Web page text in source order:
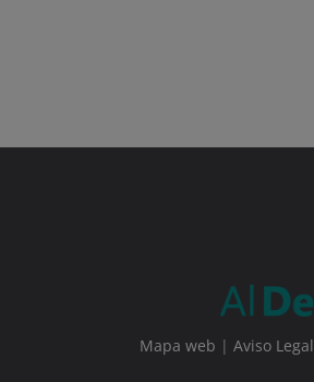
Mapa web | Aviso Legal